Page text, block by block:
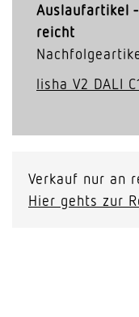
Auslaufartikel
reicht
lisha V2 DALI
Verkauf nur an
Hier gehts zur